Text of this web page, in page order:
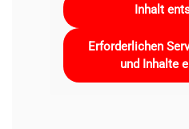
Inhalt
Erforderlichen
und Inhalte